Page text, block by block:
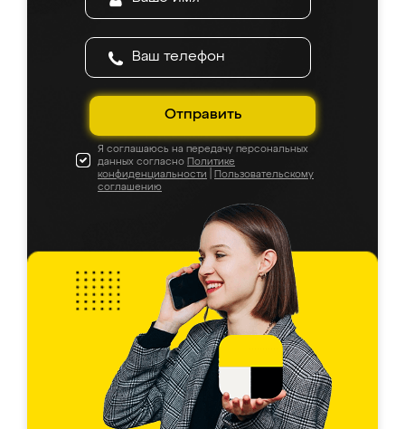
Отправить
Я соглашаюсь на передачу персональных
данных согласно Политике
конфиденциальности
Пользовательскому
соглашению